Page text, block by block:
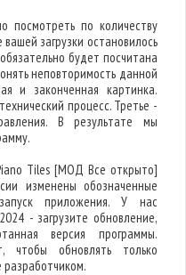
посмотреть по количеству
загрузки остановилось
будет посчитана
неповторимость данной
и законченная картинка.
процесс. Третье -
В результате мы
Tiles [МОД Все открыто]
изменены обозначенные
приложения. У нас
- загрузите обновление,
версия программы.
чтобы обновлять только